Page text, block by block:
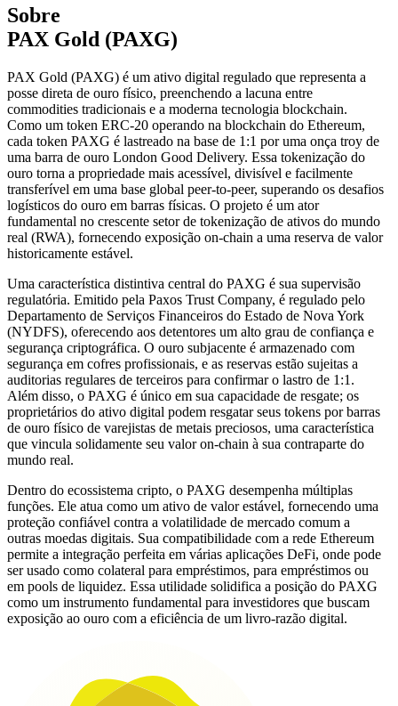
Sobre
PAX Gold (PAXG)
PAX Gold (PAXG) é um ativo digital regulado que representa a
posse direta de ouro físico, preenchendo a lacuna entre
commodities tradicionais e a moderna tecnologia blockchain.
Como um token ERC-20 operando na blockchain do Ethereum,
cada token PAXG é lastreado na base de 1:1 por uma onça troy de
uma barra de ouro London Good Delivery. Essa tokenização do
ouro torna a propriedade mais acessível, divisível e facilmente
transferível em uma base global peer-to-peer, superando os desafios
logísticos do ouro em barras físicas. O projeto é um ator
fundamental no crescente setor de tokenização de ativos do mundo
real (RWA), fornecendo exposição on-chain a uma reserva de valor
historicamente estável.
Uma característica distintiva central do PAXG é sua supervisão
regulatória. Emitido pela Paxos Trust Company, é regulado pelo
Departamento de Serviços Financeiros do Estado de Nova York
(NYDFS), oferecendo aos detentores um alto grau de confiança e
segurança criptográfica. O ouro subjacente é armazenado com
segurança em cofres profissionais, e as reservas estão sujeitas a
auditorias regulares de terceiros para confirmar o lastro de 1:1.
Além disso, o PAXG é único em sua capacidade de resgate; os
proprietários do ativo digital podem resgatar seus tokens por barras
de ouro físico de varejistas de metais preciosos, uma característica
que vincula solidamente seu valor on-chain à sua contraparte do
mundo real.
Dentro do ecossistema cripto, o PAXG desempenha múltiplas
funções. Ele atua como um ativo de valor estável, fornecendo uma
proteção confiável contra a volatilidade de mercado comum a
outras moedas digitais. Sua compatibilidade com a rede Ethereum
permite a integração perfeita em várias aplicações DeFi, onde pode
ser usado como colateral para empréstimos, para empréstimos ou
em pools de liquidez. Essa utilidade solidifica a posição do PAXG
como um instrumento fundamental para investidores que buscam
exposição ao ouro com a eficiência de um livro-razão digital.